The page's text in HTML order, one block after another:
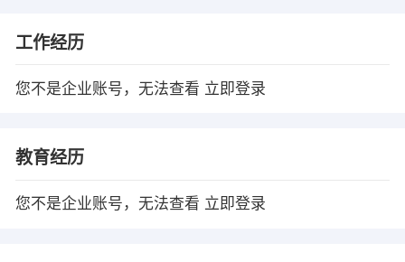
工作经历
您不是企业账号，无法查看 立即登录
教育经历
您不是企业账号，无法查看 立即登录